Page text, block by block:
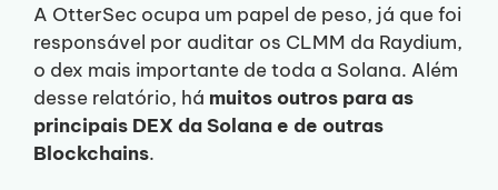
A OtterSec ocupa um papel de peso, já que foi
responsável por auditar os CLMM da Raydium,
o dex mais importante de toda a Solana. Além
desse relatório, há muitos outros para as
principais DEX da Solana e de outras
Blockchains.